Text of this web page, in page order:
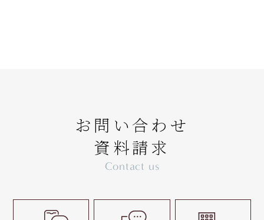
お問い合わせ
資料請求
Contact us